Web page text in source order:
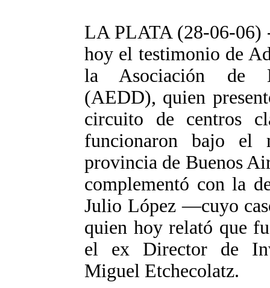
LA PLATA (28-06-06)
hoy el testimonio de
la Asociación de
(AEDD), quien
circuito de centros
funcionaron bajo
provincia de Buenos
complementó con la
Julio López —cuyo
quien hoy relató que
el ex Director de
Miguel Etchecolatz.